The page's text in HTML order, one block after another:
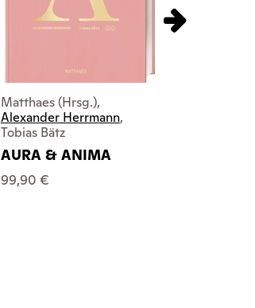
Matthaes (Hrsg.),
Alexander Herrmann,
Tobias Bätz
AURA & ANIMA
99,90 €